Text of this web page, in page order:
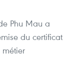
Phu Mau a
du certificat